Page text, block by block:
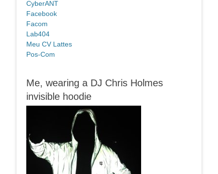
CyberANT
Facebook
Facom
Lab404
Meu CV Lattes
Pos-Com
Me, wearing a DJ Chris Holmes
invisible hoodie